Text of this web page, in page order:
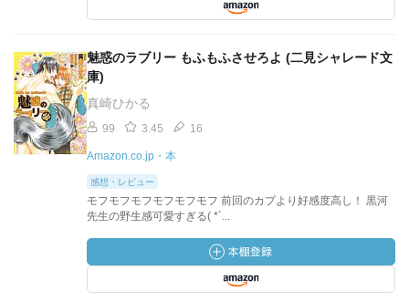
魅惑のラブリー もふもふさせろよ (二見シャレード文
庫)
真崎ひかる
99 3.45 16
Amazon.co.jp・本
感想・レビュー
モフモフモフモフモフモフ 前回のカプより好感度高し！ 黒河
先生の野生感可愛すぎる( *´...